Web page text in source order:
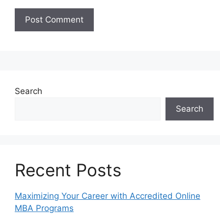
Search
Search
Recent Posts
Maximizing Your Career with Accredited Online
MBA Programs